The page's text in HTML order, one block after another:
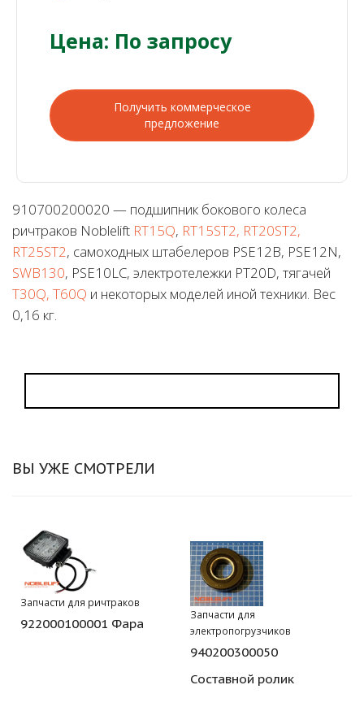
Цена: По запросу
Получить коммерческое
предложение
910700200020 — подшипник бокового колеса
ричтраков Noblelift RT15Q, RT15ST2, RT20ST2,
RT25ST2, самоходных штабелеров PSE12B, PSE12N,
SWB130, PSE10LC, электротележки PT20D, тягачей
T30Q, T60Q и некоторых моделей иной техники. Вес
0,16 кг.
ВЫ УЖЕ СМОТРЕЛИ
Запчасти для ричтраков
922000100001 Фара
Запчасти для
электропогрузчиков
940200300050
Составной ролик